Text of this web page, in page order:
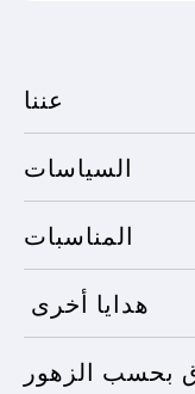
عننا
السياسات
المناسبات